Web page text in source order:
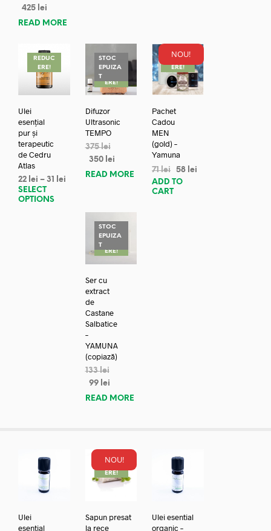
425 lei
READ MORE
REDUC
ERE!
Ulei
esențial
pur și
terapeutic
de Cedru
Atlas
22 lei – 31
lei
SELECT
OPTIONS
STOC
EPUIZA
TREDUC
ERE!
Difuzor
Ultrasonic
TEMPO
375lei
350 lei
READ MORE
NOU!
REDUC
ERE!
Pachet
Cadou
MEN
(gold) –
Yamuna
71lei 58 lei
ADD TO
CART
STOC
EPUIZA
TREDUC
ERE!
Ser cu
extract
de
Castane
Salbatice
–
YAMUNA
(copiază)
133lei
99 lei
READ MORE
Ulei
esential
NOU!
REDUC
ERE!
Sapun presat
la rece
Ulei esential
organic –